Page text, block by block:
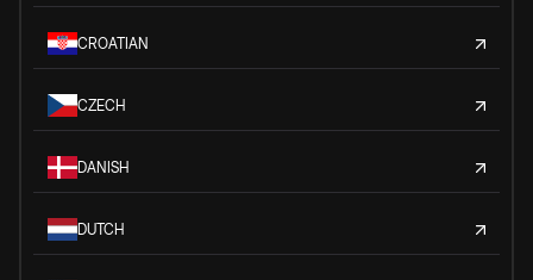
CROATIAN
CZECH
DANISH
DUTCH